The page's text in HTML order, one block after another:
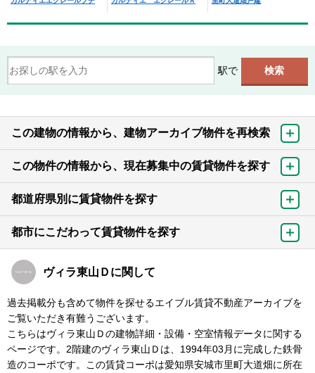
駅で
この建物の情報から、建物アーカイブ物件を再検索
この物件の情報から、現在募集中の賃貸物件を探す
都道府県別に賃貸物件を探す
都市にこだわって賃貸物件を探す
ヴィラ東山Ｄに関して
過去掲載分も含めて物件を探せるエイブル賃貸不動産アーカイブを
ご覧いただき有難うございます。
こちらはヴィラ東山Ｄの建物詳細・設備・空室情報データに関する
ページです。2階建のヴィラ東山Ｄは、1994年03月に完成した鉄骨
造のコーポです。この賃貸コーポは愛知県安城市里町大道畑に所在